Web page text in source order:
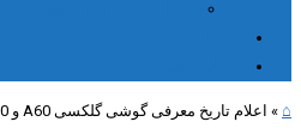
⌂
» اعلام تاریخ معرفی گوشی گلکسی A60 و A70 و A80 سامسونگ + مشخصات فنی